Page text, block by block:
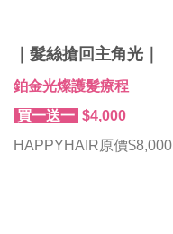
｜髮絲搶回主角光｜
鉑金光燦護髮療程
買一送一 $4,000
HAPPYHAIR原價$8,000